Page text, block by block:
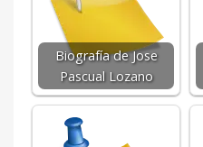
Biografía de Jose
Pascual Lozano